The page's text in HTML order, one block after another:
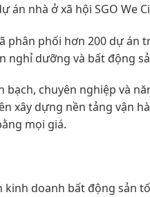
án nhà ở xã hội SGO We
phân phối hơn 200 dự án
nghỉ dưỡng và bất động
chuyên nghiệp và
xây dựng nền tảng vận
mọi giá.
doanh bất động sản